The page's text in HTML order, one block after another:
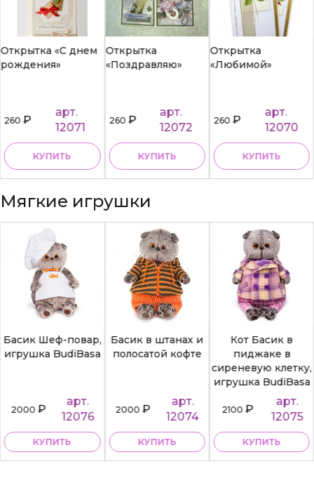
Открытка «С днем
рождения»
260₽
арт.
12071
КУПИТЬ
Открытка
«Поздравляю»
260₽
арт.
12072
КУПИТЬ
Открытка
«Любимой»
260₽
арт.
12070
КУПИТЬ
Мягкие игрушки
Басик Шеф-повар,
игрушка BudiBasa
2000₽
арт.
12076
КУПИТЬ
Басик в штанах и
полосатой кофте
2000₽
арт.
12074
КУПИТЬ
Кот Басик в
пиджаке в
сиреневую клетку,
игрушка BudiBasa
2100₽
арт.
12075
КУПИТЬ